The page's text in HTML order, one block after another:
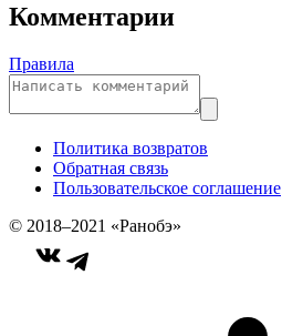
Комментарии
Правила
Политика возвратов
Обратная связь
Пользовательское соглашение
© 2018–2021 «Ранобэ»